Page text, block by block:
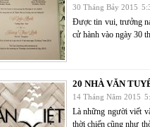
30 Tháng Bảy 2015
Được tin vui, trưởng
cử hành vào ngày 30
20 NHÀ VĂN
14 Tháng Năm 2015
Là những người viết
thời chiến cũng như